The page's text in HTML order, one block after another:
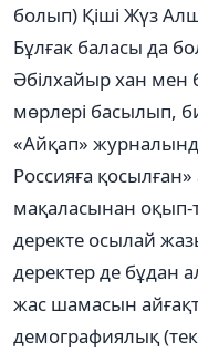
болып) Қіші Жүз
Бұлғак баласы да
Әбілхайыр хан мен
мөрлері басылып,
«Айқап»
Россияға
мақаласынан оқып-
деректе осылай
деректер де бұдан
жас шамасын
демографиялық